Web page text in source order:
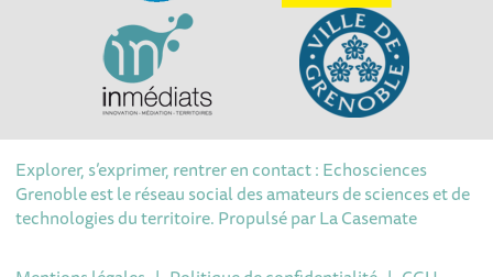
Explorer, s’exprimer, rentrer en contact : Echosciences
Grenoble est le réseau social des amateurs de sciences et de
technologies du territoire. Propulsé parLa Casemate